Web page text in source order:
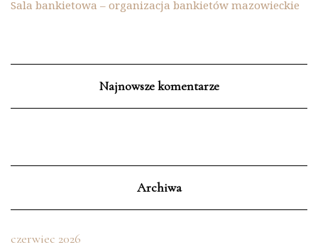
Sala bankietowa – organizacja bankietów mazowieckie
Najnowsze komentarze
Archiwa
czerwiec 2026